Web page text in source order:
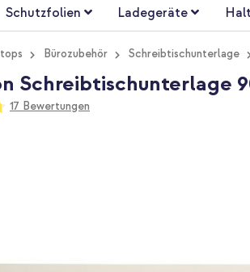
Schutzfolien Ladegeräte
Bürozubehör Schreibtischunterlage
Schreibtischunterlage
17 Bewertungen